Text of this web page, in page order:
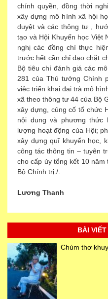
chính quyền, đồng thời
xây dựng mô hình xã hội
duyệt và các thông tư ,
tạo và Hội Khuyến học Việt
nghị các đồng chí thực
trước hết cần chỉ đạo chặt
Bộ tiêu chí đánh giá các
281 của Thủ tướng Chính
việc triển khai đại trà mô
xã theo thông tư 44 của Bộ
xây dựng, củng cố tổ chức
nội dung và phương thức
lượng hoạt động của Hội;
xây dựng quĩ khuyến học,
công tác thông tin – tuyên
cho cấp ủy tổng kết 10 năm
Bộ Chính trị./.
Lương Thanh
BÀI
Chùm thơ